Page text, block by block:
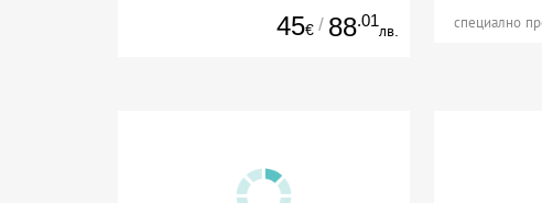
45€ / 88.01
лв. специално